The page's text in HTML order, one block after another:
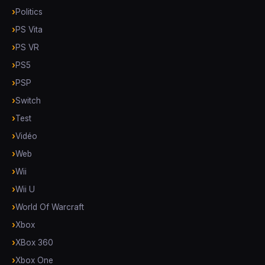
Politics
PS Vita
PS VR
PS5
PSP
Switch
Test
Vidéo
Web
Wii
Wii U
World Of Warcraft
Xbox
XBox 360
Xbox One